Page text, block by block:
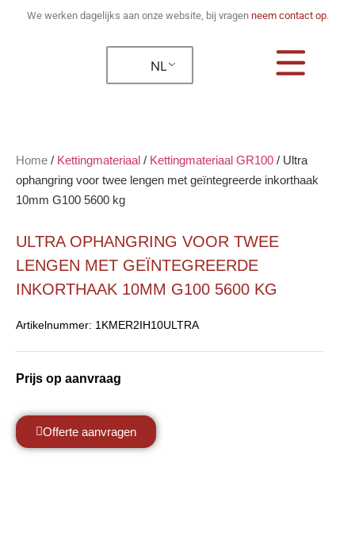
We werken dagelijks aan onze website, bij vragen neem contact op.
NL
Home / Kettingmateriaal / Kettingmateriaal GR100 / Ultra
ophangring voor twee lengen met geïntegreerde inkorthaak
10mm G100 5600 kg
ULTRA OPHANGRING VOOR TWEE
LENGEN MET GEÏNTEGREERDE
INKORTHAAK 10MM G100 5600 KG
Artikelnummer: 1KMER2IH10ULTRA
Prijs op aanvraag
Offerte aanvragen